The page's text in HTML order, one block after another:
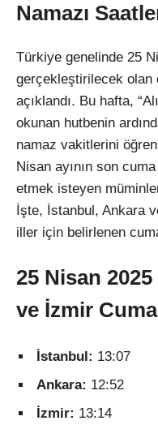
Namazı
Türkiye genelinde 25
gerçekleştirilecek olan
açıklandı. Bu hafta,
okunan hutbenin
namaz vakitlerini
Nisan ayının son
etmek isteyen
İşte, İstanbul, Ankara
iller için belirlenen
25 Nisan
ve İzmir
İstanbul: 13:07
Ankara: 12:52
İzmir: 13:14